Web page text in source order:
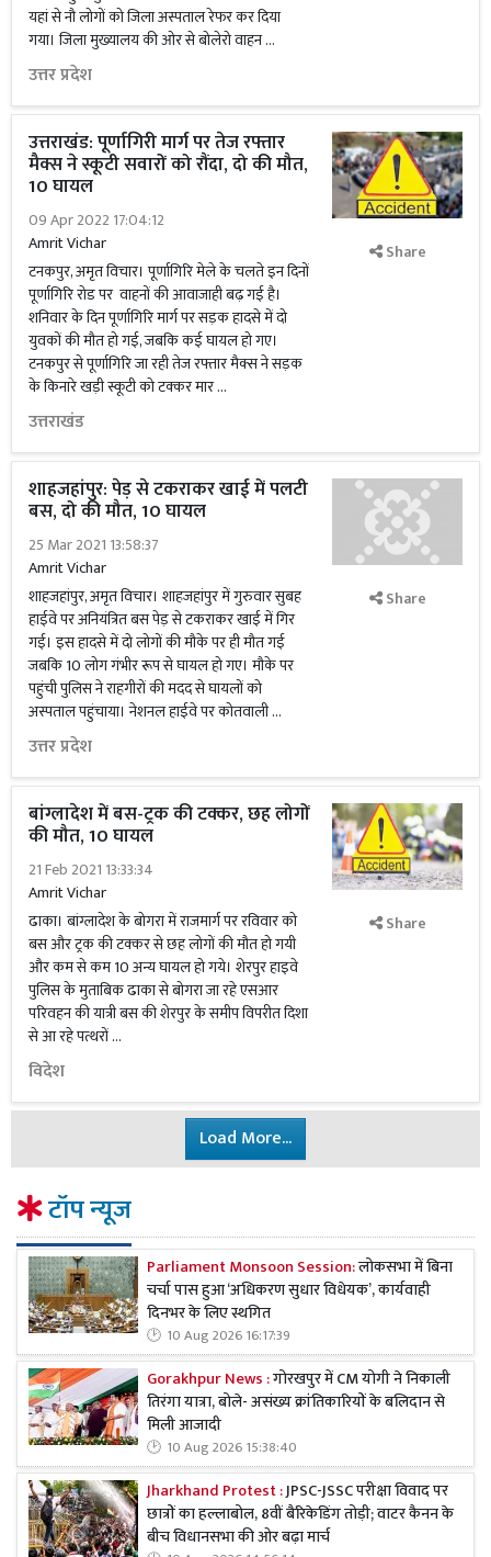
यहां से नौ लोगों को जिला अस्पताल रेफर कर दिया
गया। जिला मुख्यालय की ओर से बोलेरो वाहन …
उत्तर प्रदेश
उत्तराखंड: पूर्णागिरी मार्ग पर तेज रफ्तार
मैक्स ने स्कूटी सवारों को रौंदा, दो की मौत,
10 घायल
09 Apr 2022 17:04:12
Amrit Vichar
टनकपुर, अमृत विचार। पूर्णागिरि मेले के चलते इन दिनों
पूर्णागिरि रोड पर वाहनों की आवाजाही बढ़ गई है।
शनिवार के दिन पूर्णागिरि मार्ग पर सड़क हादसे में दो
युवकों की मौत हो गई, जबकि कई घायल हो गए।
टनकपुर से पूर्णागिरि जा रही तेज रफ्तार मैक्स ने सड़क
के किनारे खड़ी स्कूटी को टक्कर मार …
उत्तराखंड
Share
शाहजहांपुर: पेड़ से टकराकर खाई में पलटी
बस, दो की मौत, 10 घायल
25 Mar 2021 13:58:37
Amrit Vichar
शाहजहांपुर, अमृत विचार। शाहजहांपुर में गुरुवार सुबह
हाईवे पर अनियंत्रित बस पेड़ से टकराकर खाई में गिर
गई। इस हादसे में दो लोगों की मौके पर ही मौत गई
जबकि 10 लोग गंभीर रूप से घायल हो गए। मौके पर
पहुंची पुलिस ने राहगीरों की मदद से घायलों को
अस्पताल पहुंचाया। नेशनल हाईवे पर कोतवाली …
उत्तर प्रदेश
Share
बांग्लादेश में बस-ट्रक की टक्कर, छह लोगों
की मौत, 10 घायल
21 Feb 2021 13:33:34
Amrit Vichar
ढाका। बांग्लादेश के बोगरा में राजमार्ग पर रविवार को
बस और ट्रक की टक्कर से छह लोगों की मौत हो गयी
और कम से कम 10 अन्य घायल हो गये। शेरपुर हाइवे
पुलिस के मुताबिक ढाका से बोगरा जा रहे एसआर
परिवहन की यात्री बस की शेरपुर के समीप विपरीत दिशा
से आ रहे पत्थरों …
विदेश
Share
Load More...
टॉप न्यूज
Parliament Monsoon Session:लोकसभा में बिना
चर्चा पास हुआ ‘अधिकरण सुधार विधेयक’, कार्यवाही
दिनभर के लिए स्थगित
10 Aug 2026 16:17:39
Gorakhpur News :गोरखपुर में CM योगी ने निकाली
तिरंगा यात्रा, बोले- असंख्य क्रांतिकारियों के बलिदान से
मिली आजादी
10 Aug 2026 15:38:40
Jharkhand Protest :JPSC-JSSC परीक्षा विवाद पर
छात्रों का हल्लाबोल, 8वीं बैरिकेडिंग तोड़ी; वाटर कैनन के
बीच विधानसभा की ओर बढ़ा मार्च